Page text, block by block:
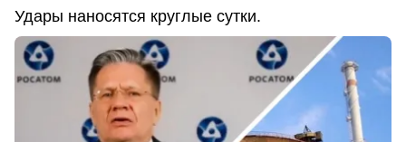
Удары наносятся круглые сутки.